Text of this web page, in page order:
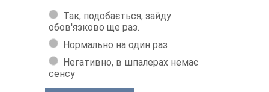
Так, подобається, зайду
обов'язково ще раз.
Нормально на один раз
Негативно, в шпалерах немає
сенсу